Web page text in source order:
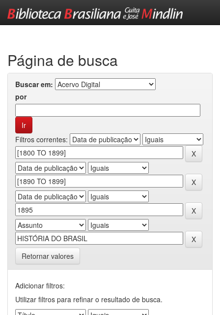
Página de busca
Buscar em:
por
Filtros correntes:
Retornar valores
Adicionar filtros:
Utilizar filtros para refinar o resultado de busca.